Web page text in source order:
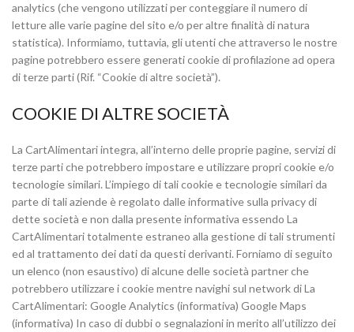
analytics (che vengono utilizzati per conteggiare il numero di
letture alle varie pagine del sito e/o per altre finalità di natura
statistica). Informiamo, tuttavia, gli utenti che attraverso le nostre
pagine potrebbero essere generati cookie di profilazione ad opera
di terze parti (Rif. “Cookie di altre società”).
COOKIE DI ALTRE SOCIETÀ
La CartAlimentari integra, all’interno delle proprie pagine, servizi di
terze parti che potrebbero impostare e utilizzare propri cookie e/o
tecnologie similari. L’impiego di tali cookie e tecnologie similari da
parte di tali aziende è regolato dalle informative sulla privacy di
dette società e non dalla presente informativa essendo La
CartAlimentari totalmente estraneo alla gestione di tali strumenti
ed al trattamento dei dati da questi derivanti. Forniamo di seguito
un elenco (non esaustivo) di alcune delle società partner che
potrebbero utilizzare i cookie mentre navighi sul network di La
CartAlimentari: Google Analytics (informativa) Google Maps
(informativa) In caso di dubbi o segnalazioni in merito all’utilizzo dei